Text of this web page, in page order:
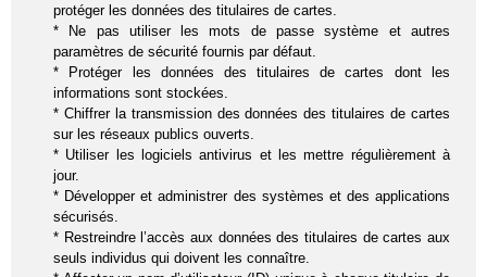
protéger les données des titulaires de cartes.
* Ne pas utiliser les mots de passe système et autres
paramètres de sécurité fournis par défaut.
* Protéger les données des titulaires de cartes dont les
informations sont stockées.
* Chiffrer la transmission des données des titulaires de cartes
sur les réseaux publics ouverts.
* Utiliser les logiciels antivirus et les mettre régulièrement à
jour.
* Développer et administrer des systèmes et des applications
sécurisés.
* Restreindre l’accès aux données des titulaires de cartes aux
seuls individus qui doivent les connaître.